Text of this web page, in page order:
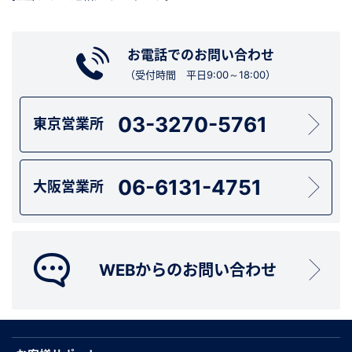
お電話でのお問い合わせ
（受付時間 平日9:00～18:00）
東京営業所 03-3270-5761
大阪営業所 06-6131-4751
WEBからのお問い合わせ